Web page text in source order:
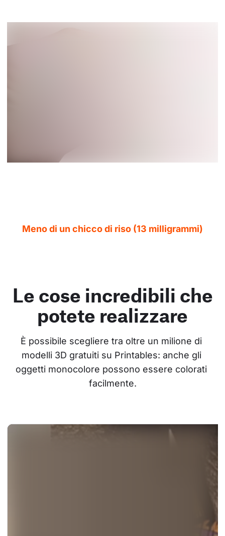
Meno di un chicco di riso (13 milligrammi)
Le cose incredibili che
potete realizzare
È possibile scegliere tra oltre un milione di
modelli 3D gratuiti su Printables: anche gli
oggetti monocolore possono essere colorati
facilmente.